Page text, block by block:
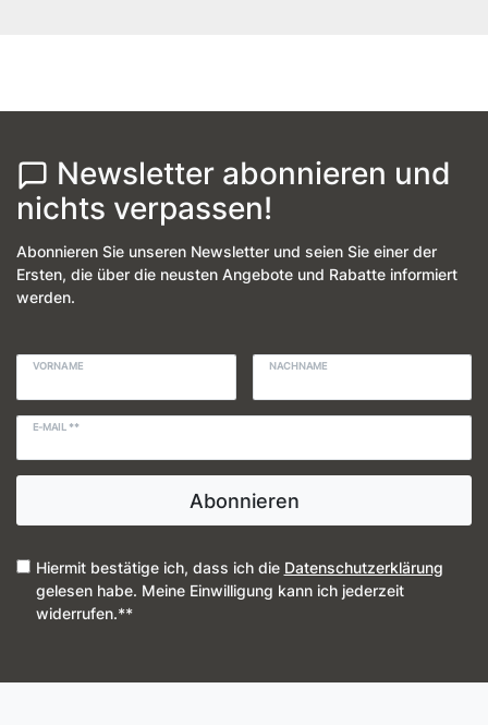
Newsletter abonnieren und
nichts verpassen!
Abonnieren Sie unseren Newsletter und seien Sie einer der
Ersten, die über die neusten Angebote und Rabatte informiert
werden.
VORNAME NACHNAME
E-MAIL **
Abonnieren
Hiermit bestätige ich, dass ich die Daten­schutz­erklärung
gelesen habe. Meine Einwilligung kann ich jederzeit
widerrufen.**